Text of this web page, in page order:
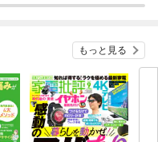
もっと見る